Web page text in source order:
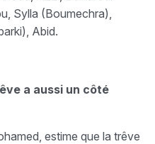
Sylla (Boumechra),
Abid.
a aussi un côté
estime que la trêve